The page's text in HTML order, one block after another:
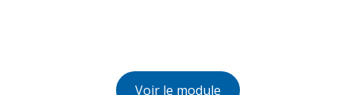
Voir le module